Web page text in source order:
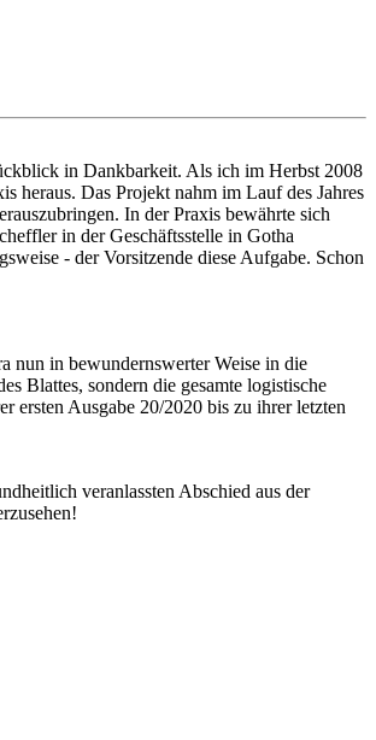
in Dankbarkeit. Als ich im Herbst 2008
heraus. Das Projekt nahm im Lauf des Jahres
In der Praxis bewährte sich
in der Geschäftsstelle in Gotha
- der Vorsitzende diese Aufgabe. Schon
nun in bewundernswerter Weise in die
Blattes, sondern die gesamte logistische
Ausgabe 20/2020 bis zu ihrer letzten
veranlassten Abschied aus der